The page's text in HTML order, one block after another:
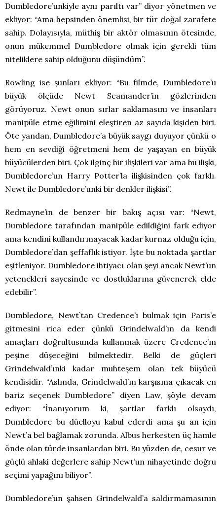
Dumbledore’unkiyle aynı parıltı var” diyor yönetmen ve
ekliyor: “Ama hepsinden önemlisi, bir tür doğal zarafete
sahip. Dolayısıyla, müthiş bir aktör olmasının ötesinde,
onun mükemmel Dumbledore olmak için gerekli tüm
niteliklere sahip olduğunu düşündüm”.
Rowling ise şunları ekliyor: “Bu filmde, Dumbledore’u
büyük ölçüde Newt Scamander’in gözlerinden
görüyoruz. Newt onun sırlar saklamasını ve insanları
manipüle etme eğilimini eleştiren az sayıda kişiden biri.
Öte yandan, Dumbledore’a büyük saygı duyuyor çünkü o
hem en sevdiği öğretmeni hem de yaşayan en büyük
büyücülerden biri. Çok ilginç bir ilişkileri var ama bu ilişki,
Dumbledore’un Harry Potter’la ilişkisinden çok farklı.
Newt ile Dumbledore’unki bir denkler ilişkisi”.
Redmayne’in de benzer bir bakış açısı var: “Newt,
Dumbledore tarafından manipüle edildiğini fark ediyor
ama kendini kullandırmayacak kadar kurnaz olduğu için,
Dumbledore’dan şeffaflık istiyor. İşte bu noktada şartlar
eşitleniyor. Dumbledore ihtiyacı olan şeyi ancak Newt’un
yetenekleri sayesinde ve dostluklarına güvenerek elde
edebilir”.
Dumbledore, Newt’tan Credence’ı bulmak için Paris’e
gitmesini rica eder çünkü Grindelwald’ın da kendi
amaçları doğrultusunda kullanmak üzere Credence’ın
peşine düşeceğini bilmektedir. Belki de güçleri
Grindelwald’ınki kadar muhteşem olan tek büyücü
kendisidir. “Aslında, Grindelwald’ın karşısına çıkacak en
bariz seçenek Dumbledore” diyen Law, şöyle devam
ediyor: “İnanıyorum ki, şartlar farklı olsaydı,
Dumbledore bu düelloyu kabul ederdi ama şu an için
Newt’a bel bağlamak zorunda. Albus herkesten üç hamle
önde olan türde insanlardan biri. Bu yüzden de, cesur ve
güçlü ahlaki değerlere sahip Newt’un nihayetinde doğru
seçimi yapağını biliyor”.
Dumbledore’un şahsen Grindelwald’a saldırmamasının